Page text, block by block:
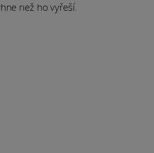
než ho vyřeší.